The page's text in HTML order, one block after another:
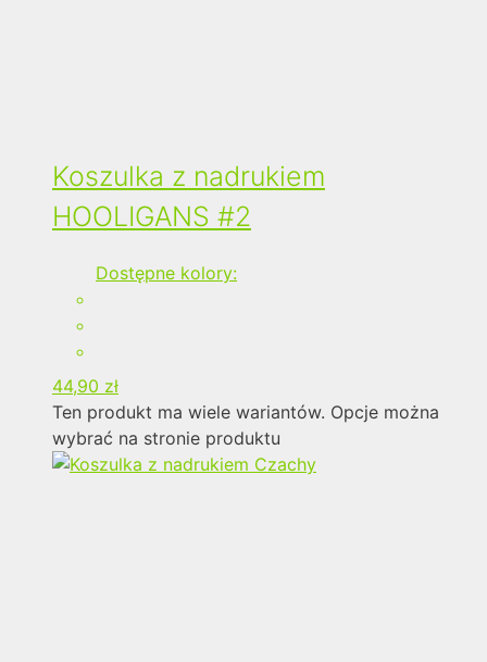
Koszulka z nadrukiem
HOOLIGANS #2
Dostępne kolory:
44,90 zł
Ten produkt ma wiele wariantów. Opcje można
wybrać na stronie produktu